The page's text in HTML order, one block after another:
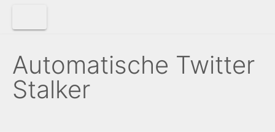
Automatische Twitter
Stalker